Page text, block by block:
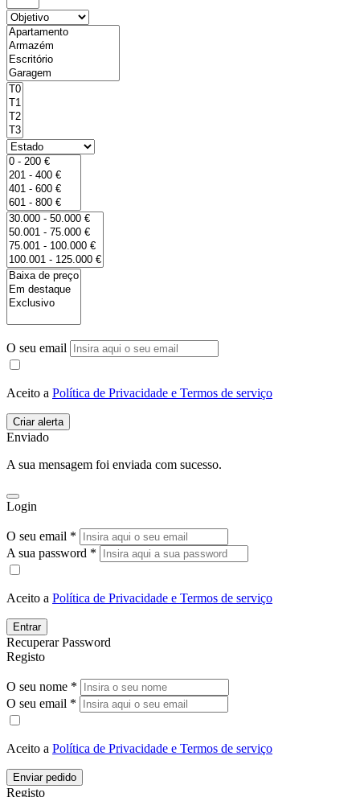
O seu email
Aceito a Política de Privacidade e Termos de serviço
Enviado
A sua mensagem foi enviada com sucesso.
Login
O seu email *
A sua password *
Aceito a Política de Privacidade e Termos de serviço
Entrar
Recuperar Password
Registo
O seu nome *
O seu email *
Aceito a Política de Privacidade e Termos de serviço
Enviar pedido
Registo